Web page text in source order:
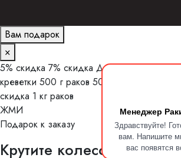
Менеджер
Здравствуйте!
вам. Напишите
вас появятся
Вам подарок
×
5% скидка 7% скидка Доставка МКАД
креветки 500 г раков 500 р бонус
скидка 1 кг раков
ЖМИ
Подарок к заказу
Крутите колесо и